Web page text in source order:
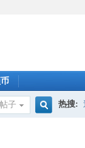
帖子 热搜: